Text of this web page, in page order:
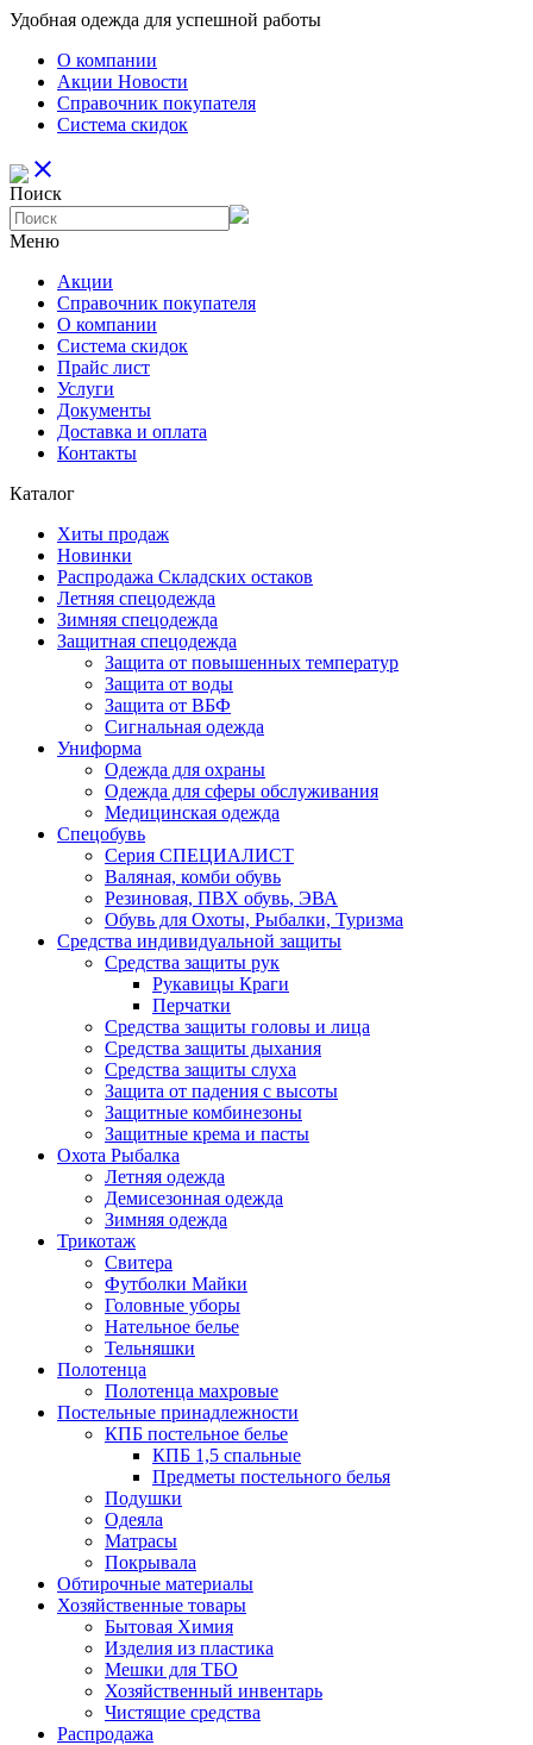
Удобная одежда для успешной работы
О компании
Aкции Новости
Справочник покупателя
Система скидок
close
Поиск
Меню
Aкции
Справочник покупателя
О компании
Система скидок
Прайс лист
Услуги
Документы
Доставка и оплата
Контакты
Каталог
Хиты продаж
Новинки
Распродажа Складских остаков
Летняя спецодежда
Зимняя спецодежда
Защитная спецодежда
Защита от повышенных температур
Защита от воды
Защита от ВБФ
Сигнальная одежда
Униформа
Одежда для охраны
Одежда для сферы обслуживания
Медицинская одежда
Спецобувь
Серия СПЕЦИАЛИСТ
Валяная, комби обувь
Резиновая, ПВХ обувь, ЭВА
Обувь для Охоты, Рыбалки, Туризма
Средства индивидуальной защиты
Средства защиты рук
Рукавицы Краги
Перчатки
Средства защиты головы и лица
Средства защиты дыхания
Средства защиты слуха
Защита от падения с высоты
Защитные комбинезоны
Защитные крема и пасты
Охота Рыбалка
Летняя одежда
Демисезонная одежда
Зимняя одежда
Трикотаж
Свитера
Футболки Майки
Головные уборы
Нательное белье
Тельняшки
Полотенца
Полотенца махровые
Постельные принадлежности
КПБ постельное белье
КПБ 1,5 спальные
Предметы постельного белья
Подушки
Одеяла
Матрасы
Покрывала
Обтирочные материалы
Хозяйственные товары
Бытовая Химия
Изделия из пластика
Мешки для ТБО
Хозяйственный инвентарь
Чистящие средства
Распродажа